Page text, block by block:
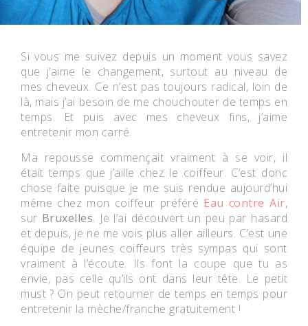
Si vous me suivez depuis un moment vous savez
que j’aime le changement, surtout au niveau de
mes cheveux. Ce n’est pas toujours radical, loin de
là, mais j’ai besoin de me chouchouter de temps en
temps. Et puis avec mes cheveux fins, j’aime
entretenir mon carré.
Ma repousse commençait vraiment à se voir, il
était temps que j’aille chez le coiffeur. C’est donc
chose faite puisque je me suis rendue aujourd’hui
même chez mon coiffeur préféré Eau contre Air,
sur Bruxelles. Je l’ai découvert un peu par hasard
et depuis, je ne me vois plus aller ailleurs. C’est une
équipe de jeunes coiffeurs très sympas qui sont
vraiment à l’écoute. Ils font la coupe que tu as
envie, pas celle qu’ils ont dans leur tête. Le petit
must ? On peut retourner de temps en temps pour
entretenir la mèche/franche gratuitement !